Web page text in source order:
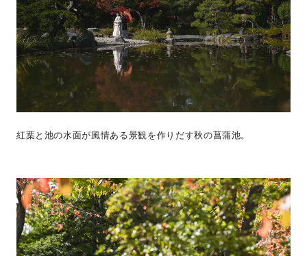
紅葉と池の水面が風情ある景観を作りだす秋の菖蒲池。